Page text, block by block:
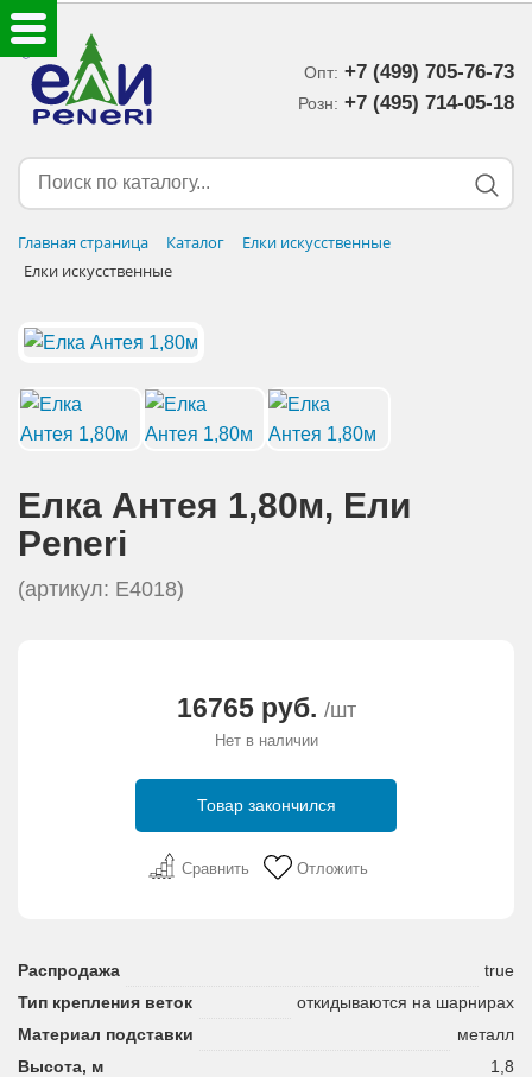
Опт: +7 (499) 705-76-73
Розн: +7 (495) 714-05-18‬
Главная страница Каталог
Елки искусственные
Елки искусственные
Елка Антея 1,80м, Eли
Peneri
(артикул: E4018)
16765 руб. /шт
Нет в наличии
Товар закончился
Сравнить Отложить
Распродажа
true
Тип крепления веток
откидываются на шарнирах
Материал подставки
металл
Высота, м
1,8
ЕЛКИ ИСКУССТВЕННЫЕ
ЕЛОЧНЫЕ УКРАШЕНИЯ
НОВОГОДНИЙ ДЕКОР
ДОСТАВКА В РЕГИОНЫ
ДОСТАВКА
АКЦИИ И ПОДАРКИ
СЕРТИФИКАТЫ